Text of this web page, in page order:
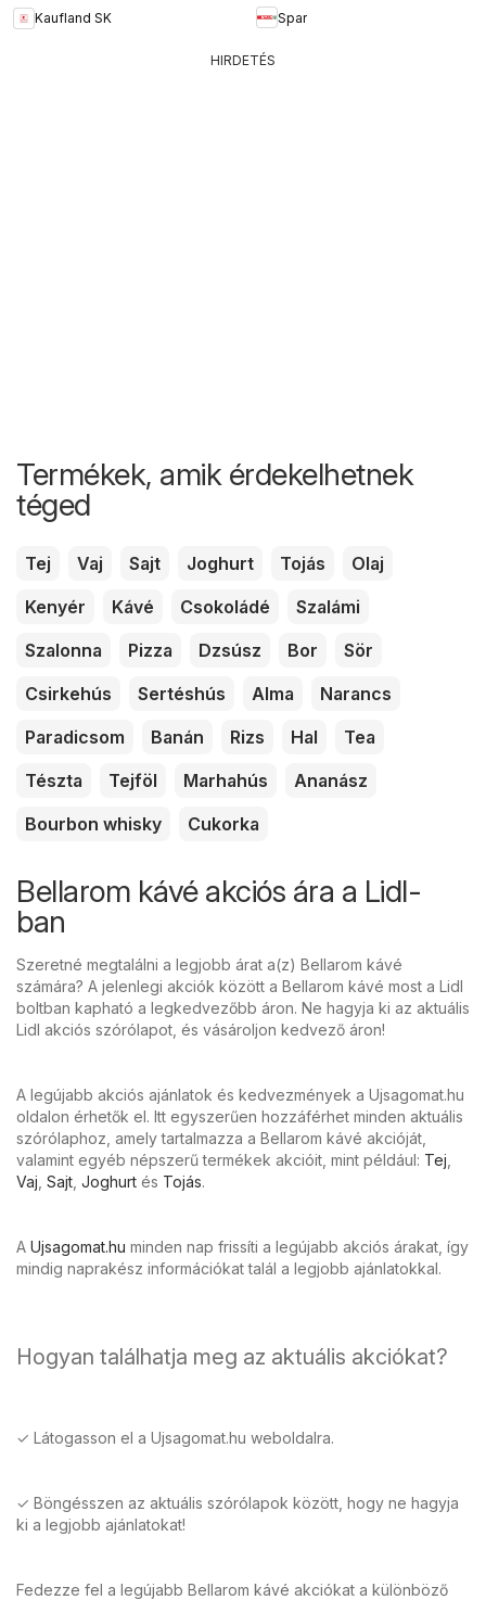
Kaufland SK
Spar
HIRDETÉS
Termékek, amik érdekelhetnek
téged
Tej Vaj Sajt Joghurt Tojás
Olaj
Kenyér
Kávé Csokoládé
Szalámi
Szalonna
Pizza Dzsúsz Bor
Sör
Csirkehús
Sertéshús Alma
Narancs
Paradicsom
Banán Rizs Hal
Tea
Tészta
Tejföl Marhahús
Ananász
Bourbon whisky
Cukorka
Bellarom kávé akciós ára a Lidl-
ban
Szeretné megtalálni a legjobb árat a(z) Bellarom kávé
számára? A jelenlegi akciók között a Bellarom kávé most a Lidl
boltban kapható a legkedvezőbb áron. Ne hagyja ki az aktuális
Lidl akciós szórólapot, és vásároljon kedvező áron!
A legújabb akciós ajánlatok és kedvezmények a Ujsagomat.hu
oldalon érhetők el. Itt egyszerűen hozzáférhet minden aktuális
szórólaphoz, amely tartalmazza a Bellarom kávé akcióját,
valamint egyéb népszerű termékek akcióit, mint például: Tej
Vaj Sajt Joghurt és Tojás.
A Ujsagomat.hu minden nap frissíti a legújabb akciós árakat, így
mindig naprakész információkat talál a legjobb ajánlatokkal.
Hogyan találhatja meg az aktuális akciókat?
✓ Látogasson el a Ujsagomat.hu weboldalra.
✓ Böngésszen az aktuális szórólapok között, hogy ne hagyja
ki a legjobb ajánlatokat!
Fedezze fel a legújabb Bellarom kávé akciókat a különböző